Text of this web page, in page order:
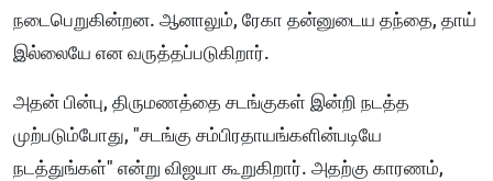
நடைபெறுகின்றன. ஆனாலும், ரேகா தன்னுடைய தந்தை, தாய்
இல்லையே என வருத்தப்படுகிறார்.
அதன் பின்பு, திருமணத்தை சடங்குகள் இன்றி நடத்த
முற்படும்போது, "சடங்கு சம்பிரதாயங்களின்படியே
நடத்துங்கள்" என்று விஜயா கூறுகிறார். அதற்கு காரணம்,